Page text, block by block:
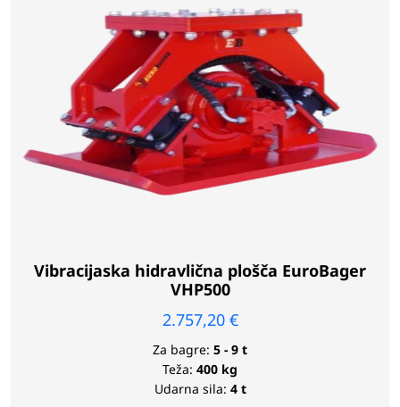
Vibracijaska hidravlična plošča EuroBager
VHP500
2.757,20 €
Za bagre: 5 - 9 t
Teža: 400 kg
Udarna sila: 4 t